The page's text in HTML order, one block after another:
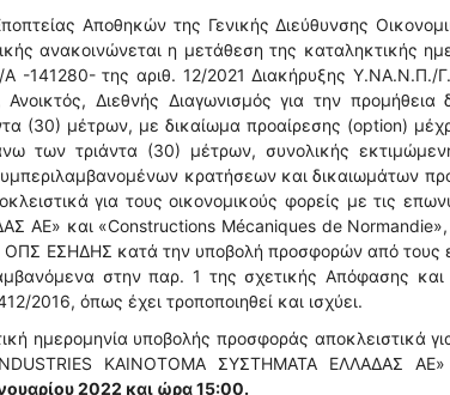
Αποθηκών της Γενικής Διεύθυνσης
ανακοινώνεται η μετάθεση της καταληκτικής
-141280- της αριθ. 12/2021 Διακήρυξης Υ.ΝΑ.Ν.Π./
Διεθνής Διαγωνισμός για την
(30) μέτρων, με δικαίωμα προαίρεσης (option)
των τριάντα (30) μέτρων, συνολικής
κρατήσεων και δικαιωμάτων
για τους οικονομικούς φορείς με τις
ΑΕ» και «Constructions Mécaniques de
ΟΠΣ ΕΣΗΔΗΣ κατά την υποβολή προσφορών από τους
στην παρ. 1 της σχετικής Απόφασης
2016, όπως έχει τροποποιηθεί και ισχύει.
ημερομηνία υποβολής προσφοράς αποκλειστικά
ΚΑΙΝΟΤΟΜΑ ΣΥΣΤΗΜΑΤΑ ΕΛΛΑΔΑΣ ΑΕ»
2022 και ώρα 15:00.